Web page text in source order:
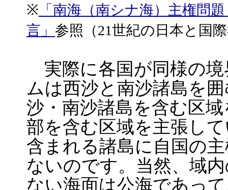
※ 「南海（南シナ海）主権問
言」 参照（21世紀の日本と国
実際に各国が同様の
ムは西沙と南沙諸島を
沙・南沙諸島を含む区
部を含む区域を主張し
含まれる諸島に自国の
ないのです。当然、域
ない海面は公海であっ